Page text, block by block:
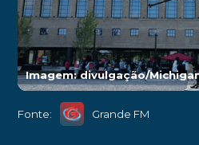
Imagem: divulgação/
Fonte: Grande FM